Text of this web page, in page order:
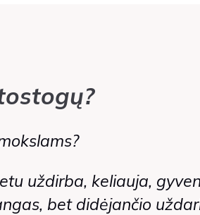
uždirba, keliauja,
bet didėjančio